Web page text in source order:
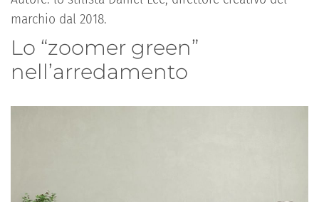
marchio dal 2018.
Lo “zoomer green”
nell’arredamento